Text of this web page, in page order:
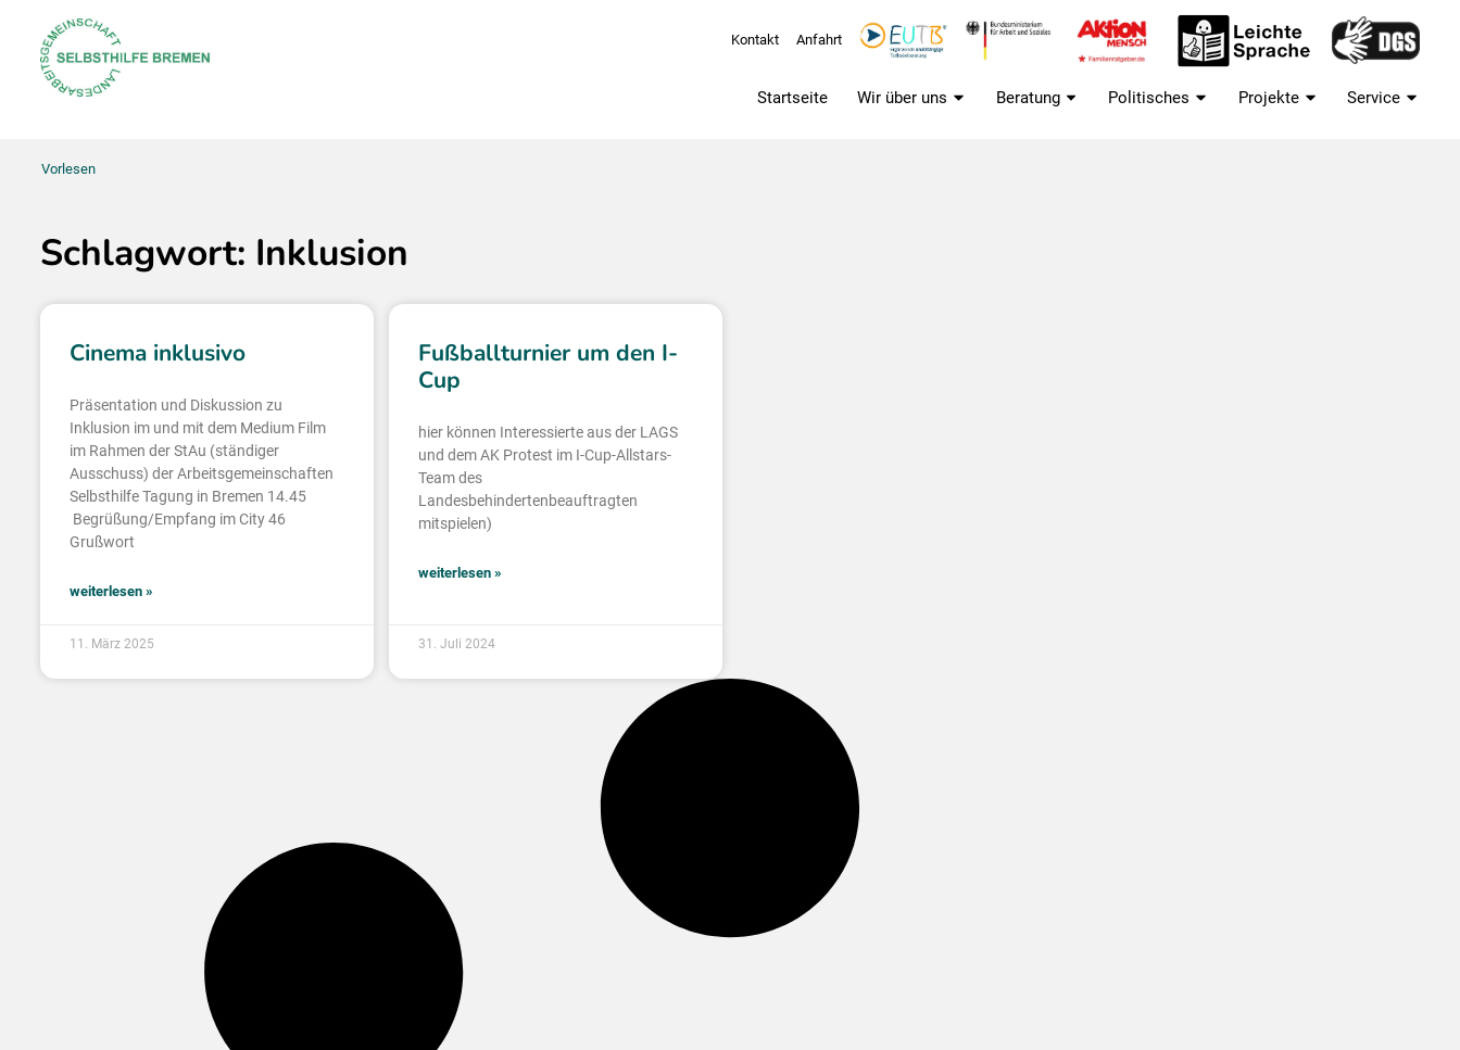
Kontakt Anfahrt
Startseite Wir über uns Beratung Politisches Projekte Service
Vorlesen
Schlagwort: Inklusion
Cinema inklusivo
Präsentation und Diskussion zu
Inklusion im und mit dem Medium Film
im Rahmen der StAu (ständiger
Ausschuss) der Arbeitsgemeinschaften
Selbsthilfe Tagung in Bremen 14.45
Begrüßung/Empfang im City 46
Grußwort
weiterlesen »
11. März 2025
Fußballturnier um den I-
Cup
hier können Interessierte aus der LAGS
und dem AK Protest im I-Cup-Allstars-
Team des
Landesbehindertenbeauftragten
mitspielen)
weiterlesen »
31. Juli 2024